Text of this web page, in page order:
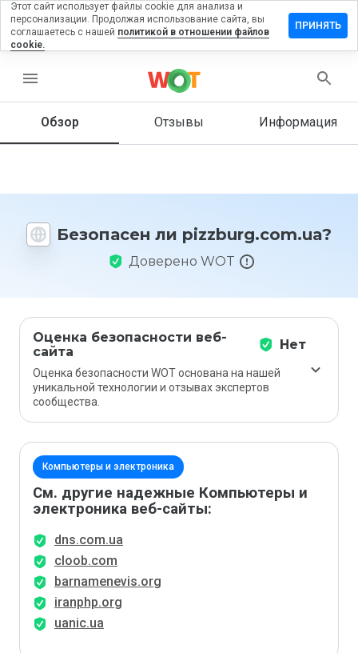
menu
Обзор Отзывы Информация
Безопасен ли pizzburg.com.ua?
Доверено WOT
Оценка безопасности веб-
сайта
Нет
Оценка безопасности WOT основана на нашей
уникальной технологии и отзывах экспертов
сообщества.
Компьютеры и электроника
См. другие надежные Компьютеры и
электроника веб-сайты:
dns.com.ua
cloob.com
barnamenevis.org
iranphp.org
uanic.ua
на
Как бы
этот
1 до 5?
Этот сайт использует файлы cookie для анализа и
персонализации. Продолжая использование сайта, вы
соглашаетесь с нашей политикой в отношении файлов
cookie.
ПРИНЯТЬ